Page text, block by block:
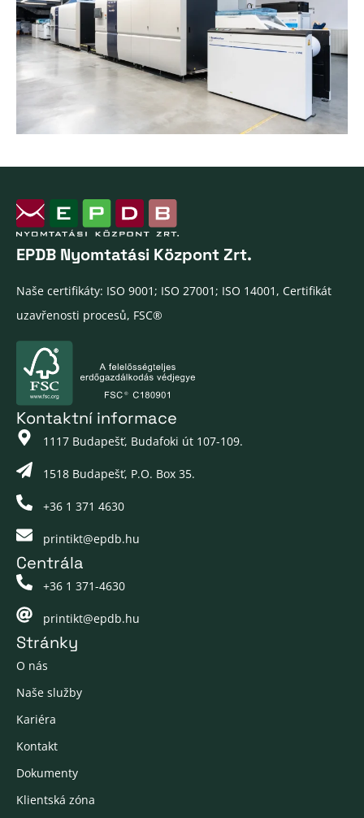
EPDB Nyomtatási Központ Zrt.
Naše certifikáty: ISO 9001; ISO 27001; ISO 14001, Certifikát
uzavřenosti procesů, FSC®
Kontaktní informace
1117 Budapešť, Budafoki út 107-109.
1518 Budapešť, P.O. Box 35.
+36 1 371 4630
printikt@epdb.hu
Centrála
+36 1 371-4630
printikt@epdb.hu
Stránky
O nás
Naše služby
Kariéra
Kontakt
Dokumenty
Klientská zóna